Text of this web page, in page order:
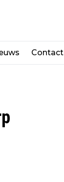
Contact